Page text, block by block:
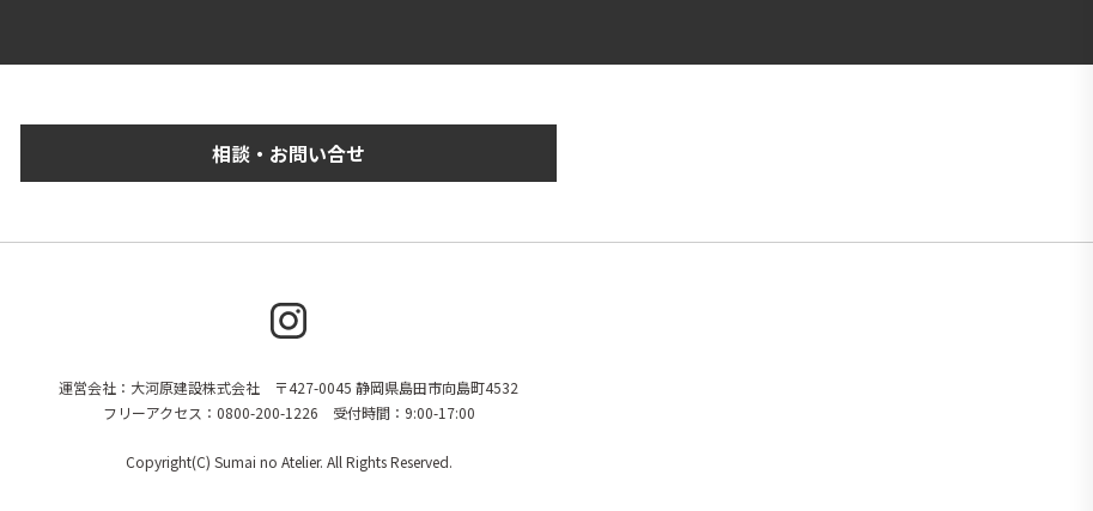
相談・お問い合せ
運営会社：大河原建設株式会社 〒427-0045 静岡県島田市向島町4532
フリーアクセス：0800-200-1226 受付時間：9:00-17:00
Copyright(C) Sumai no Atelier. All Rights Reserved.